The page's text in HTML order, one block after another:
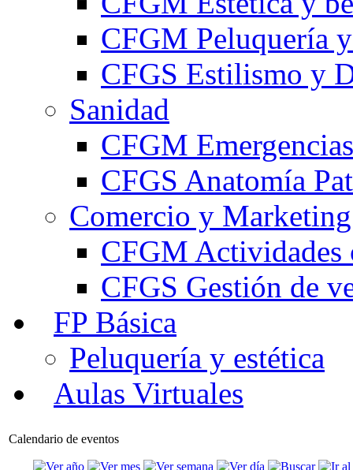
CFGM Peluquería
CFGS Estilismo y
Sanidad
CFGM
CFGS Anatomía
Comercio y Marketing
CFGM Actividades
CFGS Gestión de
FP Básica
Peluquería y estética
Aulas Virtuales
Calendario de eventos